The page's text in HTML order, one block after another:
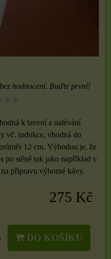
hodnocení. Buďte první!
k tavení a nalévání
vč. indukce, vhodná do
12 cm. Výhodou je, že
po stěně tak jako například v
přípravu výborné kávy.
275 Kč
DO KOŠÍKU